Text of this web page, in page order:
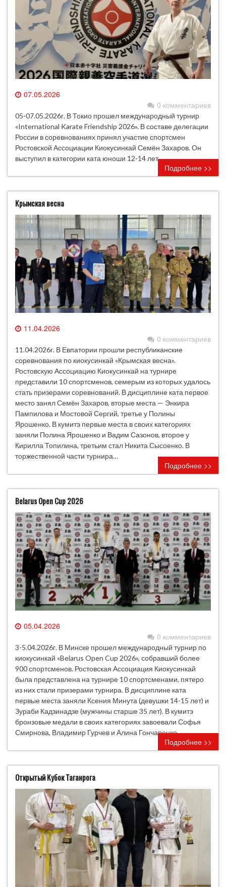
07.05.2026
0 комментариев
05-07.05.2026г. В Токио прошел международный турнир
«International Karate Friendship 2026». В составе делегации
России в соревнованиях принял участие спортсмен
Ростовской Ассоциации Киокусинкай Семён Захаров. Он
выступил в категории ката юноши 12-14 лет.
Подробнее >>
Крымская весна
11.04.2026
0 комментариев
11.04.2026г. В Евпатории прошли республиканские
соревнования по киокусинкай «Крымская весна».
Ростовскую Ассоциацию Киокусинкай на турнире
представили 10 спортсменов, семерым из которых удалось
стать призерами соревнований. В дисциплине ката первое
место занял Семён Захаров, вторые места — Энкира
Пампилова и Мостовой Сергий, третье у Полины
Ярошенко. В кумитэ первые места в своих категориях
заняли Полина Ярошенко и Вадим Сазонов, второе у
Кирилла Топилина, третьим стал Никита Сысоенко. В
торжественной части турнира…
Подробнее >>
Belarus Open Cup 2026
05.04.2026
0 комментариев
3-5.04.2026г. В Минске прошел международный турнир по
киокусинкай «Belarus Open Cup 2026», собравший более
900 спортсменов. Ростовская Ассоциация Киокусинкай
была представлена на турнире 10 спортсменами, пятеро
из них стали призерами турнира. В дисциплине ката
первые места заняли Ксения Минута (девушки 14-15 лет) и
Зураби Кадзинадзе (мужчины старше 35 лет). В кумитэ
бронзовые медали в своих категориях завоевали Софья
Смирнова, Владимир Гурчев и Алина Гончаренко.
Подробнее >>
Открытый Кубок Таганрога